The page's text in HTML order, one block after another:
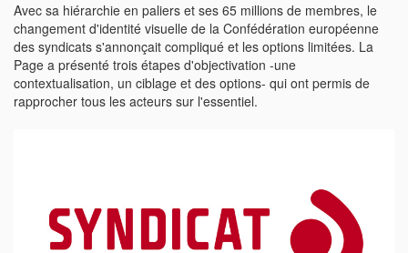
Avec sa hiérarchie en paliers et ses 65 millions de membres, le
changement d'identité visuelle de la Confédération européenne
des syndicats s'annonçait compliqué et les options limitées. La
Page a présenté trois étapes d'objectivation -une
contextualisation, un ciblage et des options- qui ont permis de
rapprocher tous les acteurs sur l'essentiel.